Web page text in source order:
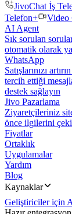
JivoChat İş
Telefon+
Video
AI Agent
Sık sorulan
otomatik olarak
WhatsApp
Satışlarınızı
tercih ettiği
destek sağlayın
Jivo Pazarlama
Ziyaretçileriniz
önce ilgilerini
Fiyatlar
Ortaklık
Uygulamalar
Yardım
Blog
Kaynaklar
Geliştiriciler için